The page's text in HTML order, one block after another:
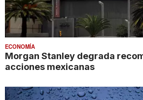
ECONOMÍA
Morgan Stanley degrada
acciones mexicanas